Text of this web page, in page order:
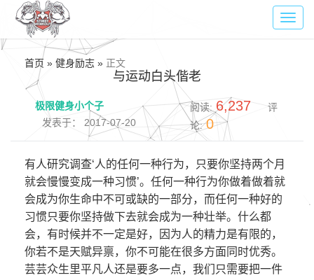
首页 » 健身励志 » 正文
与运动白头偕老
极限健身小个子
发表于： 2017-07-20
阅读: 6,237
评
论: 0
有人研究调查‘人的任何一种行为，只要你坚持两个月
就会慢慢变成一种习惯’。任何一种行为你做着做着就
会成为你生命中不可或缺的一部分，而任何一种好的
习惯只要你坚持做下去就会成为一种壮举。什么都
会，有时候并不一定是好，因为人的精力是有限的，
你若不是天赋异禀，你不可能在很多方面同时优秀。
芸芸众生里平凡人还是要多一点，我们只需要把一件